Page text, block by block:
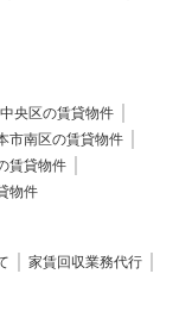
央区の賃貸物件
市南区の賃貸物件
賃貸物件
物件
家賃回収業務代行